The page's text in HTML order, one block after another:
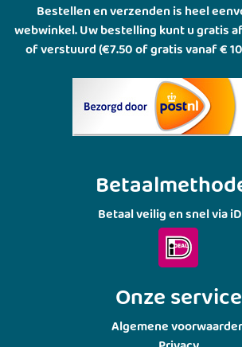
Bestellen en verzenden is heel
webwinkel. Uw bestelling kunt u gratis
of verstuurd (€7.50 of gratis vanaf €
Betaal veilig en snel via
Onze service
Algemene